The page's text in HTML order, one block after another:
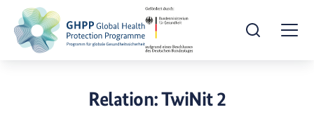
Suche öffnen
Relation:TwiNit 2